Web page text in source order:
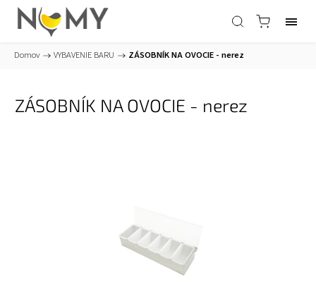
Domov / VYBAVENIE BARU / ZÁSOBNÍK NA OVOCIE - nerez
ZÁSOBNÍK NA OVOCIE - nerez